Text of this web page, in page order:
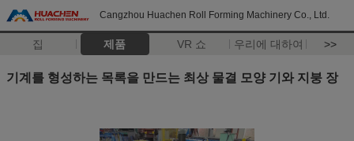
Cangzhou Huachen Roll Forming Machinery Co., Ltd.
집 제품 VR 쇼 우리에 대하여 >>
기계를 형성하는 목록을 만드는 최상 물결 모양 기와 지붕 장